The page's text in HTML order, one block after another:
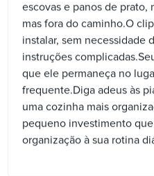
escovas e panos de prato,
mas fora do caminho.O
instalar, sem necessidade
instruções
que ele permaneça no
frequente.Diga adeus às
uma cozinha mais
pequeno investimento
organização à sua rotina